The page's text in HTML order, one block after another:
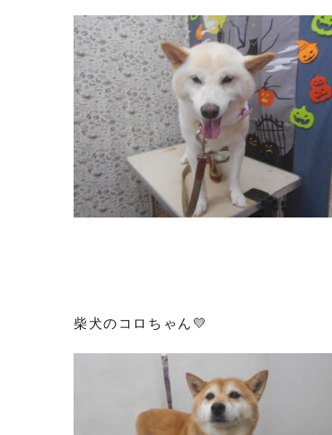
柴犬のコロちゃん💛